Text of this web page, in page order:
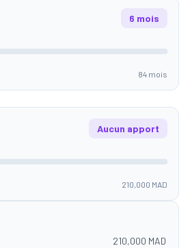
6 mois
84 mois
Aucun apport
210,000 MAD
210,000 MAD